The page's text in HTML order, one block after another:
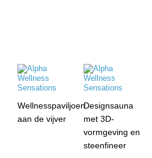
Wellnesspaviljoen
aan de vijver
Designsauna
met 3D-
vormgeving en
steenfineer